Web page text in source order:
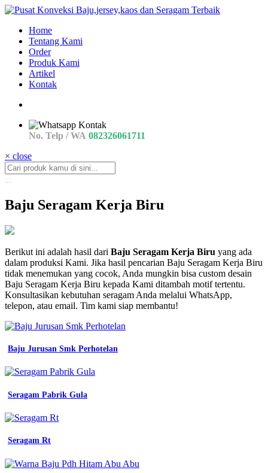
Home
Tentang Kami
Order
Produk Kami
Artikel
Kontak
No. Telp / WA 082326061711
× close
Baju Seragam Kerja Biru
jual
Baju
Seragam
Kerja
Bengkel
Hijau
seragam
pria
wanita
biru
dongker
navy
rekomendasi
warna
biru
baju
seragam
Berikut ini adalah hasil dari Baju Seragam Kerja Biru yang ada
dalam produksi Kami. Jika hasil pencarian Baju Seragam Kerja Biru
tidak menemukan yang cocok, Anda mungkin bisa custom desain
Baju Seragam Kerja Biru kepada Kami ditambah motif tertentu.
Konsultasikan kebutuhan seragam Anda melalui WhatsApp,
telepon, atau email. Tim kami siap membantu!
Baju Jurusan Smk Perhotelan
Seragam Pabrik Gula
Seragam Rt